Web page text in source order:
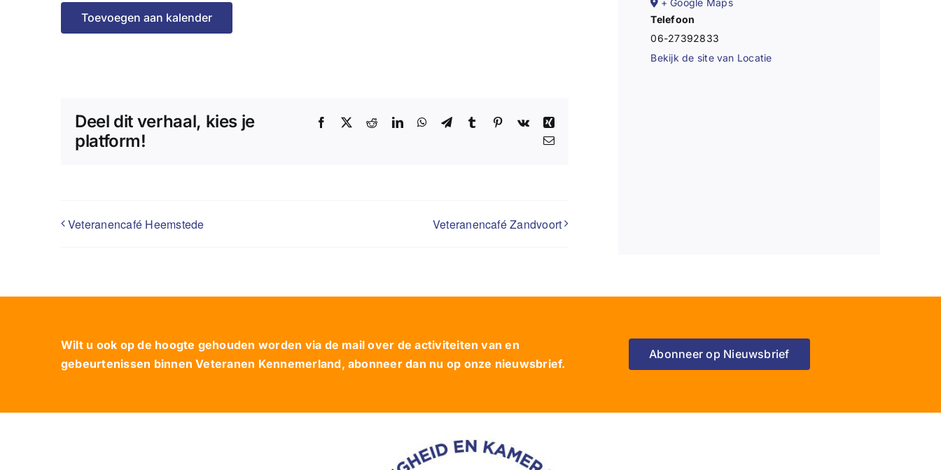
Toevoegen aan kalender
Deel dit verhaal, kies je
platform!
Facebook RedditLinkedInWhatsApp
TelegramTumblrPinterest
Vk
Xing
E-
Veteranencafé Heemstede Veteranencafé Zandvoort
Telefoon
06-27392833
Bekijk de site van Locatie
Wilt u ook op de hoogte gehouden worden via de mail over de activiteiten van en
gebeurtenissen binnen Veteranen Kennemerland, abonneer dan nu op onze nieuwsbrief.
Abonneer op Nieuwsbrief